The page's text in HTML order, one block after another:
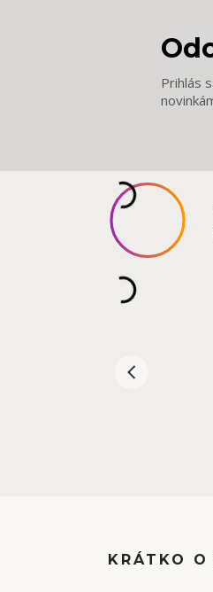
Prihlás
KRÁTKO O